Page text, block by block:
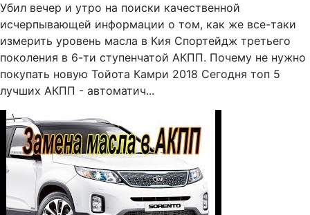
Убил вечер и утро на поиски качественной
исчерпывающей информации о том, как же все-таки
измерить уровень масла в Кия Спортейдж третьего
поколения в 6-ти ступенчатой АКПП. Почему не нужно
покупать новую Тойота Камри 2018 Сегодня топ 5
лучших АКПП - автоматич...